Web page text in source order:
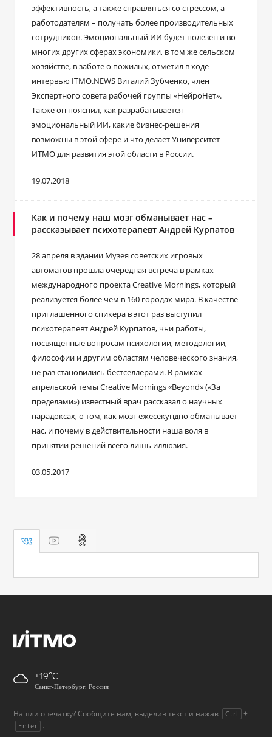
эффективность, а также справляться со стрессом, а
работодателям – получать более производительных
сотрудников. Эмоциональный ИИ будет полезен и во
многих других сферах экономики, в том же сельском
хозяйстве, в заботе о пожилых, отметил в ходе
интервью ITMO.NEWS Виталий Зубченко, член
Экспертного совета рабочей группы «НейроНет».
Также он пояснил, как разрабатывается
эмоциональный ИИ, какие бизнес-решения
возможны в этой сфере и что делает Университет
ИТМО для развития этой области в России.
19.07.2018
Как и почему наш мозг обманывает нас –
рассказывает психотерапевт Андрей Курпатов
28 апреля в здании Музея советских игровых
автоматов прошла очередная встреча в рамках
международного проекта Creative Mornings, который
реализуется более чем в 160 городах мира. В качестве
приглашенного спикера в этот раз выступил
психотерапевт Андрей Курпатов, чьи работы,
посвященные вопросам психологии, методологии,
философии и другим областям человеческого знания,
не раз становились бестселлерами. В рамках
апрельской темы Creative Mornings «Beyond» («За
пределами») известный врач рассказал о научных
парадоксах, о том, как мозг ежесекундно обманывает
нас, и почему в действительности наша воля в
принятии решений всего лишь иллюзия.
03.05.2017
+19
Санкт-Петербург, Россия
Нашли опечатку? Сообщите нам, выделив текст и нажав Ctrl +
Enter .